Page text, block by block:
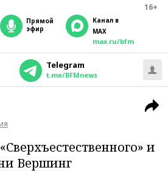
16+
прямой
эфир
Канал в
MAX
max.ru/bfm
Telegram
t.me/BFMnews
и
Вершинг